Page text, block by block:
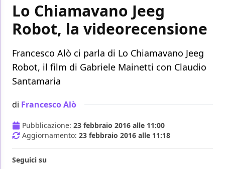
Lo Chiamavano Jeeg
Robot, la videorecensione
Francesco Alò ci parla di Lo Chiamavano Jeeg
Robot, il film di Gabriele Mainetti con Claudio
Santamaria
di Francesco Alò
Pubblicazione: 23 febbraio 2016 alle 11:00
Aggiornamento: 23 febbraio 2016 alle 11:18
Seguici su